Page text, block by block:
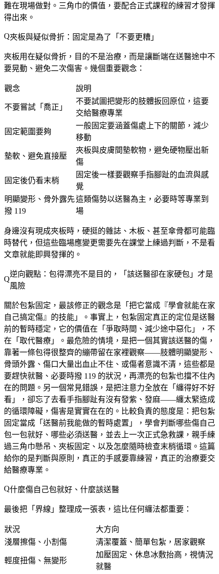
難在現場做對。三角巾的價值，要配合正式課程的練習才發揮
得出來。
夾板與疑似骨折：固定是為了「不要更糟」
夾板用在疑似骨折，目的不是治療，而是讓斷端在送醫途中不
要晃動、避免二次傷害 。幾個重要觀念：
觀念 說明
不要嘗試「喬正」
不要試圖把變形的肢體扳回原位，這要
交給醫療專業
固定範圍要夠
一般固定要涵蓋傷處上下的關節，減少
移動
墊軟、避免直接壓
夾板與皮膚間墊軟物，避免硬物壓出新
傷
固定後仍看末梢
固定後一樣要觀察手指腳趾的血流與感
覺
明顯變形、骨外露先
撥 119
這類傷勢以送醫為主，必要時等專業到
場
身邊沒有現成夾板時，硬挺的雜誌、木板、甚至傘骨都可能臨
時替代，但這些臨場應變更需要先在課堂上練過判斷 ，不是看
文章就能即興發揮的。
逆向觀點：包得漂亮不是目的，「該送醫卻在家硬包」才是
風險
關於包紮固定，最該修正的觀念是「把它當成『學會就能在家
自己搞定傷』的技能」。事實上，包紮固定真正的定位是送醫
前的暫時穩定 ，它的價值在「爭取時間、減少途中惡化」，不
在「取代醫療」。最危險的情境，是把一個其實該送醫的傷，
靠著一條包得很整齊的繃帶留在家裡觀察——肢體明顯變形、
骨頭外露、傷口大量出血止不住、或傷者意識不清，這些都是
要趕快就醫、必要時撥 119 的狀況，再漂亮的包紮也擋不住內
在的問題。另一個常見錯誤，是把注意力全放在「纏得好不好
看」，卻忘了去看手指腳趾有沒有發紫、發麻——纏太緊造成
的循環障礙，傷害是實實在在的。比較負責的態度是：把包紮
固定當成「送醫前我能做的暫時處置」，學會判斷哪些傷自己
包一包就好、哪些必須送醫，並去上一次正式急救課，親手練
過三角巾懸吊、夾板固定、以及怎麼隨時檢查末梢循環。這篇
給你的是判斷與原則，真正的手感要靠練習，真正的治療要交
給醫療專業。
什麼傷自己包就好、什麼該送醫
最後把「界線」整理成一張表，這比任何纏法都重要：
狀況
大方向
淺層擦傷、小割傷
清潔覆蓋、簡單包紮，居家觀察
輕度扭傷、無變形
加壓固定、休息冰敷抬高，視情況
就醫